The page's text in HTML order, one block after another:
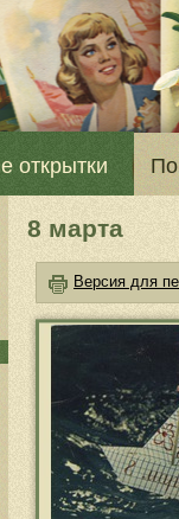
открытки
8 марта
Версия для